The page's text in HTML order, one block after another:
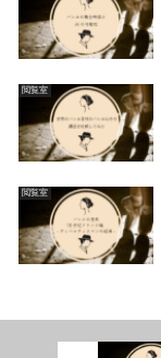
閲覧室
閲覧室